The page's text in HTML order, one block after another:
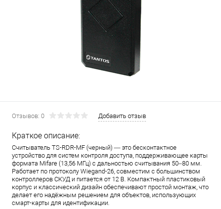
Отзывов: 0 Добавить отзыв
Краткое описание:
Считыватель TS-RDR-MF (черный) — это бесконтактное
устройство для систем контроля доступа, поддерживающее карты
формата Mifare (13,56 МГц) с дальностью считывания 50–80 мм.
Работает по протоколу Wiegand-26, совместим с большинством
контроллеров СКУД и питается от 12 В. Компактный пластиковый
корпус и классический дизайн обеспечивают простой монтаж, что
делает его надёжным решением для объектов, использующих
смарт-карты для идентификации.